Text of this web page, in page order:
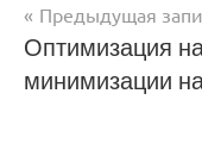
Навигация
по
Предыдущая
Оптимизация
минимизации